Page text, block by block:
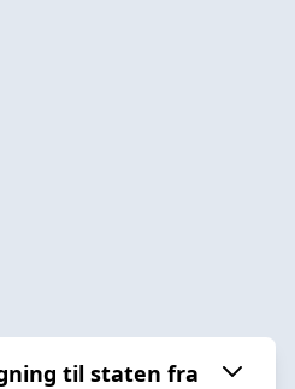
til staten fra